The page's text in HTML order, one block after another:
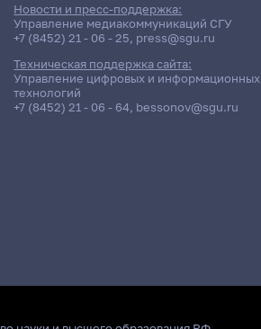
Новости и пресс-поддержка:
Управление медиакоммуникаций СГУ
+7 (8452) 21 - 06 - 25, press@sgu.ru
Техническая поддержка сайта:
Управление цифровых и информационных
технологий
+7 (8452) 21 - 06 - 64, bessonov@sgu.ru